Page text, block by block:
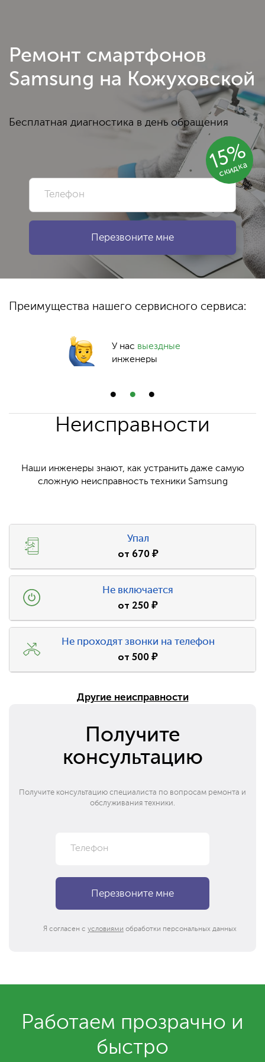
15%
скидка
Ремонт смартфонов
Samsung на Кожуховской
Бесплатная диагностика в день обращения
Преимущества нашего сервисного сервиса:
У нас выездные
инженеры
Неисправности
Наши инженеры знают, как устранить даже самую
сложную неисправность техники Samsung
Упал
от 670₽
Не включается
от 250₽
Не проходят звонки на телефон
от500₽
Другие неисправности
Получите
консультацию
Получите консультацию специалиста по вопросам ремонта и
обслуживания техники.
Я согласен с условиями обработки персональных данных
Работаем прозрачно и
быстро